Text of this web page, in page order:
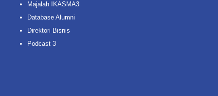
Majalah IKASMA3
Database Alumni
Direktori Bisnis
Podcast 3